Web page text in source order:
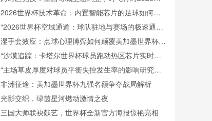
界杯球员生物钟与表现适应的调控策略
2026世界杯技术革命：内置智能芯片的足球如何精
准捕捉射门瞬时极速
“2026世界杯空域通道：球队驻地与赛场的极速通勤
架构”
湿手套效应：点球心理博弈如何颠覆美加墨世界杯门
将训练逻辑
“沙漠追踪：卡塔尔世界杯球员跑动热区芯片实时解
析”
“主场草皮厚度对球员平衡失控发生率的影响研究
——以新英格兰革命为例”
非洲征途：美加墨世界杯九强名额争夺战局解析
光影交织，绿茵星河燃动激情之夜
三国大师联袂献艺，世界杯全新官方海报惊艳亮相